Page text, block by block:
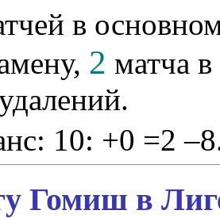
в
2 матча
10: +0 =2
Гомиш в